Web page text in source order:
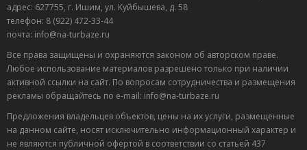
адрес: 627755, г. Ишим, ул. Куйбышева, д. 58
телефон: 8 (922) 472-33-44
почта: info@na-turbaze.ru
Все права защищены и охраняются законом об авторском праве.
Любое использование материалов разрешено только при наличии
активной ссылки на сайт. По вопросам сотрудничества и размещения
рекламы обращайтесь по e-mail: info@na-turbaze.ru
Предложения владельцев объектов, цены на их услуги, размещенные
на данном сайте, носят исключительно информационный характер и
не являются публичной офертой в соответствии со статьей 437